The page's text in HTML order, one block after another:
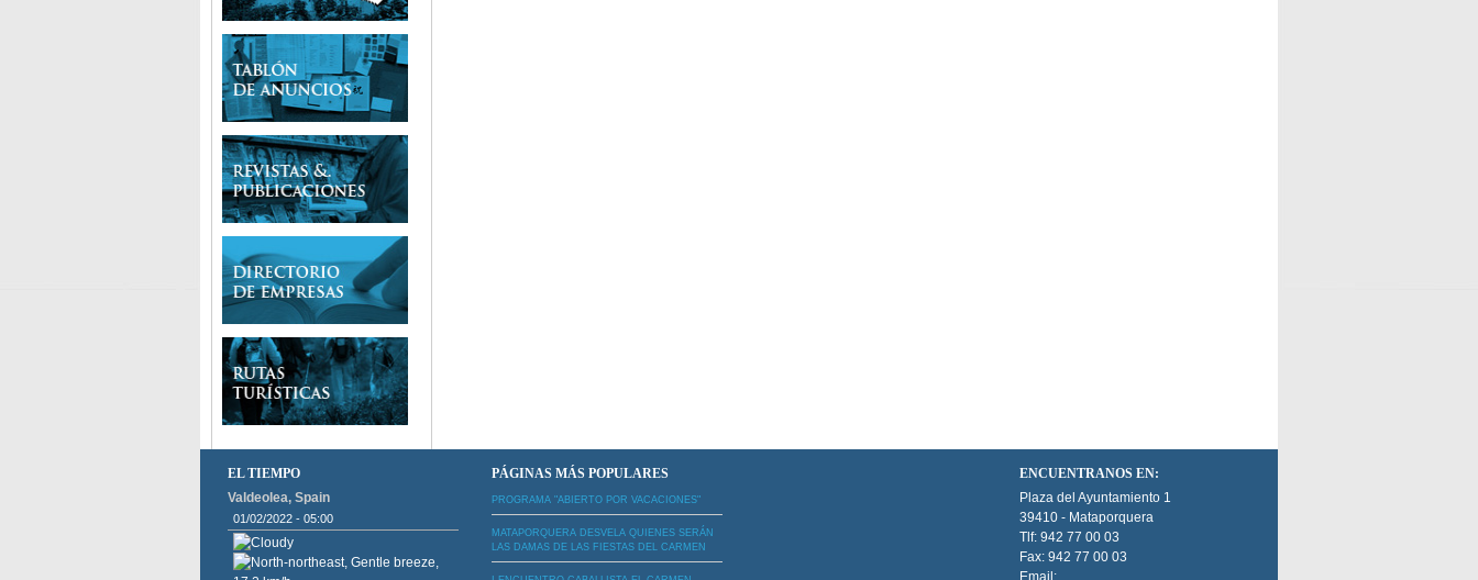
EL TIEMPO
Valdeolea, Spain
01/02/2022 - 05:00
PÁGINAS MÁS POPULARES
PROGRAMA "ABIERTO POR VACACIONES"
MATAPORQUERA DESVELA QUIENES SERÁN
LAS DAMAS DE LAS FIESTAS DEL CARMEN
ENCUENTRANOS EN:
Plaza del Ayuntamiento 1
39410 - Mataporquera
Tlf: 942 77 00 03
Fax: 942 77 00 03
Email: